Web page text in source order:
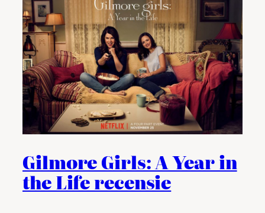
Gilmore Girls: A Year in
the Life recensie